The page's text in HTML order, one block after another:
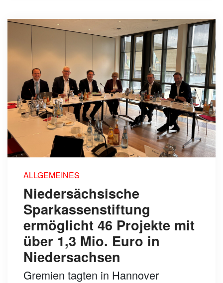
ALLGEMEINES
Niedersächsische
Sparkassenstiftung
ermöglicht 46 Projekte mit
über 1,3 Mio. Euro in
Niedersachsen
Gremien tagten in Hannover